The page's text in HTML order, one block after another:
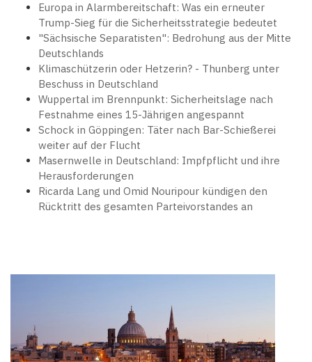
Europa in Alarmbereitschaft: Was ein erneuter
Trump-Sieg für die Sicherheitsstrategie bedeutet
"Sächsische Separatisten": Bedrohung aus der Mitte
Deutschlands
Klimaschützerin oder Hetzerin? - Thunberg unter
Beschuss in Deutschland
Wuppertal im Brennpunkt: Sicherheitslage nach
Festnahme eines 15-Jährigen angespannt
Schock in Göppingen: Täter nach Bar-Schießerei
weiter auf der Flucht
Masernwelle in Deutschland: Impfpflicht und ihre
Herausforderungen
Ricarda Lang und Omid Nouripour kündigen den
Rücktritt des gesamten Parteivorstandes an